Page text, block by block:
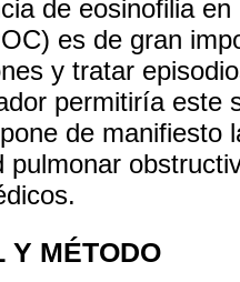
de eosinofilia
es de gran
y tratar
permitiría este
de manifiesto
pulmonar
Y MÉTODO